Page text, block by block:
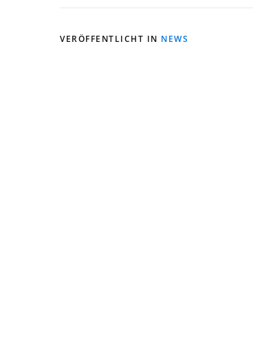
VERÖFFENTLICHT IN NEWS